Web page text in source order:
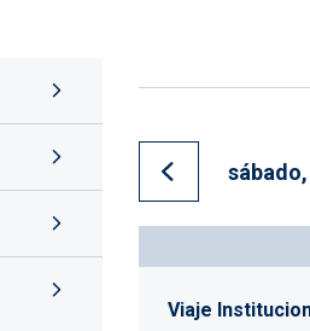
Ir al día anterior
Viaje